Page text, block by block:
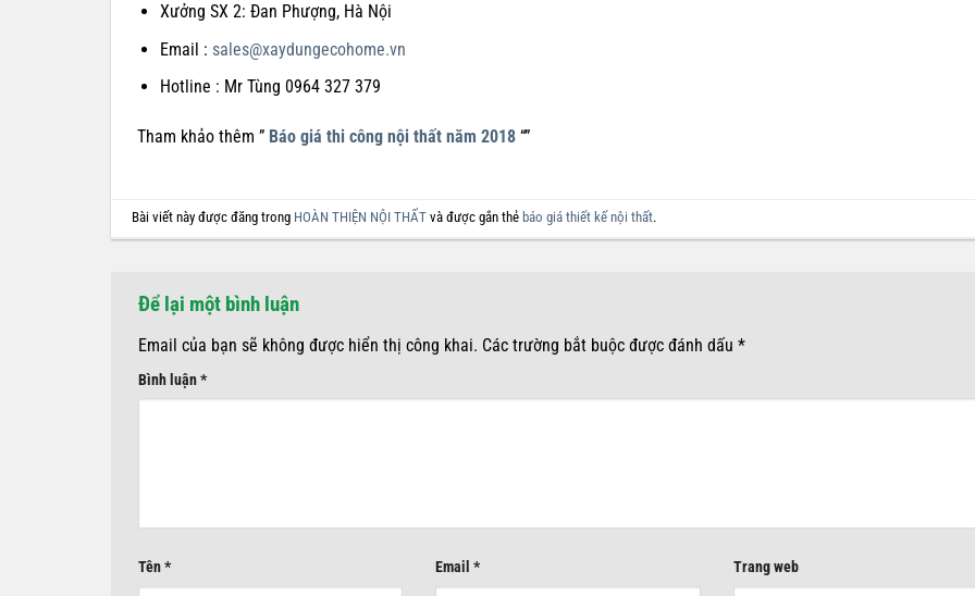
Xưởng SX 2: Đan Phượng, Hà Nội
Email : sales@xaydungecohome.vn
Hotline : Mr Tùng 0964 327 379
Tham khảo thêm ” Báo giá thi công nội thất năm 2018 “”
Bài viết này được đăng trong HOÀN THIỆN NỘI THẤT và được gắn thẻ báo giá thiết kế nội thất.
Để lại một bình luận
Email của bạn sẽ không được hiển thị công khai. Các trường bắt buộc được đánh dấu *
Bình luận*
Tên* Email* Trang web